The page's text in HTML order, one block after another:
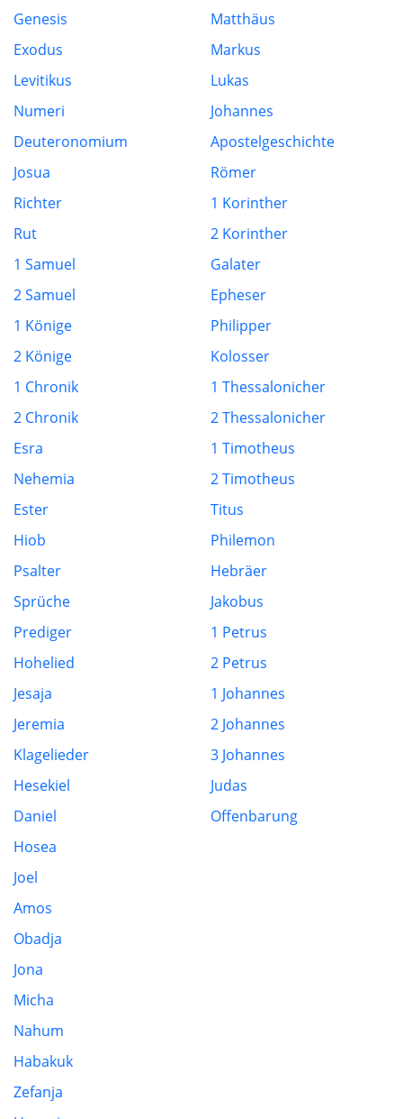
Genesis
Exodus
Levitikus
Numeri
Deuteronomium
Josua
Richter
Rut
1 Samuel
2 Samuel
1 Könige
2 Könige
1 Chronik
2 Chronik
Esra
Nehemia
Ester
Hiob
Psalter
Sprüche
Prediger
Hohelied
Jesaja
Jeremia
Klagelieder
Hesekiel
Daniel
Hosea
Joel
Amos
Obadja
Jona
Micha
Nahum
Habakuk
Zefanja
Matthäus
Markus
Lukas
Johannes
Apostelgeschichte
Römer
1 Korinther
2 Korinther
Galater
Epheser
Philipper
Kolosser
1 Thessalonicher
2 Thessalonicher
1 Timotheus
2 Timotheus
Titus
Philemon
Hebräer
Jakobus
1 Petrus
2 Petrus
1 Johannes
2 Johannes
3 Johannes
Judas
Offenbarung